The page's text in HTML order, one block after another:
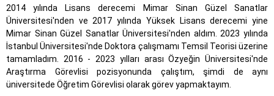
2014 yılında Lisans derecemi Mimar Sinan Güzel Sanatlar
Üniversitesi'nden ve 2017 yılında Yüksek Lisans derecemi yine
Mimar Sinan Güzel Sanatlar Üniversitesi'nden aldım. 2023 yılında
İstanbul Üniversitesi'nde Doktora çalışmamı Temsil Teorisi üzerine
tamamladım. 2016 - 2023 yılları arası Özyeğin Üniversitesi'nde
Araştırma Görevlisi pozisyonunda çalıştım, şimdi de aynı
üniversitede Öğretim Görevlisi olarak görev yapmaktayım.